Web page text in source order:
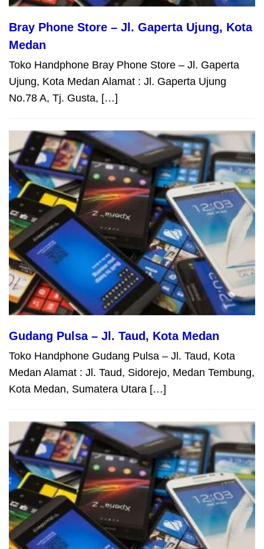
Bray Phone Store – Jl. Gaperta Ujung, Kota
Medan
Toko Handphone Bray Phone Store – Jl. Gaperta
Ujung, Kota Medan Alamat : Jl. Gaperta Ujung
No.78 A, Tj. Gusta, […]
Gudang Pulsa – Jl. Taud, Kota Medan
Toko Handphone Gudang Pulsa – Jl. Taud, Kota
Medan Alamat : Jl. Taud, Sidorejo, Medan Tembung,
Kota Medan, Sumatera Utara […]